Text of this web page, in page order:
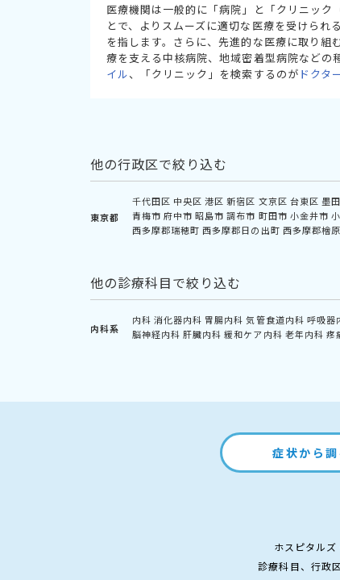
医療機関は一般的に「病院」と「クリニック
とで、よりスムーズに適切な医療を受けら
を指します。さらに、先進的な医療に取り
療を支える中核病院、地域密着型病院などの
イル、「クリニック」を検索するのが ドクタ
他の行政区で絞り込む
東京都
千代田区 中央区 港区 新宿区 文京区 台東区 墨
青梅市 府中市 昭島市 調布市 町田市 小金井市
西多摩郡瑞穂町 西多摩郡日の出町 西多摩郡檜
他の診療科目で絞り込む
内科系
内科 消化器内科 胃腸内科 気管食道内科 呼吸器
脳神経内科 肝臓内科 緩和ケア内科 老年内科 疼
症状から調
ホスピタル
診療科目、行政